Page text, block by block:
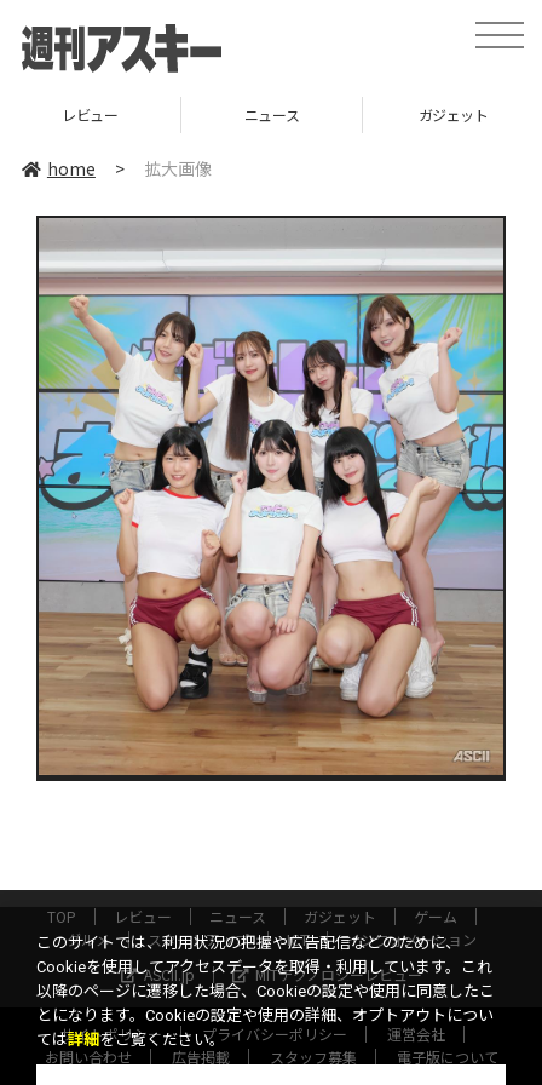
toggle
レビュー ニュース ガジェット
home > 拡大画像
TOP レビュー ニュース ガジェット
ゲーム
グルメ
スタートアップ ICT
インフォメーション
ASCII.jp
MITテクノロジーレビュー
サイトポリシー プライバシーポリシー
運営会社
お問い合わせ
広告掲載 スタッフ募集
電子版について
このサイトでは、利用状況の把握や広告配信などのために、
Cookieを使用してアクセスデータを取得・利用しています。これ
以降のページに遷移した場合、Cookieの設定や使用に同意したこ
とになります。Cookieの設定や使用の詳細、オプトアウトについ
ては詳細をご覧ください。